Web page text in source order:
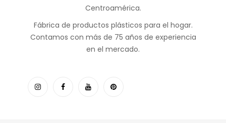
Centroamérica.
Fábrica de productos plásticos para el hogar.
Contamos con más de 75 años de experiencia
en el mercado.